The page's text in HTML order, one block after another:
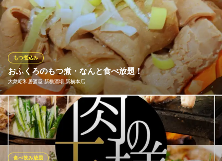
お得な食べ放題プランは2,838円(税込)～！ご予算や用途で3種か
らお選びいただけます。プラス1,430円(税込)で飲み放題付にも変
更可◎少人数から大人数までのご宴会が可能です！ 飲み放題・歓
迎会・送迎会・女子会・飲み会・同窓会・ファミリーなど様々な
シーンでお得に炭火焼肉宴会をお楽しみください！
七輪焼肉 安安 新横浜店
炭火焼肉 食べ放題店
ＪＲ新横浜駅 徒歩1分
神奈川県横浜市港北区新横浜2-3-11 第2徳永ビル2F
おふくろのもつ煮・なんと食べ放題！
大衆昭和居酒屋 新横酒場 新横本店
もつ煮込み
★おふくろのもつ煮が食べ放題４８０円(税抜)＋ねぎかけ放題！
大衆昭和居酒屋 新横酒場 新横本店
大衆昭和居酒屋
ＪＲ新横浜駅 徒歩4分
食べ飲み放題